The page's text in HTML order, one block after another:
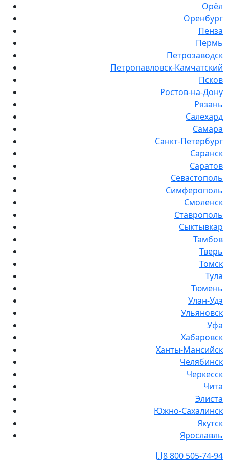
Орёл
Оренбург
Пенза
Пермь
Петрозаводск
Петропавловск-Камчатский
Псков
Ростов-на-Дону
Рязань
Салехард
Самара
Санкт-Петербург
Саранск
Саратов
Севастополь
Симферополь
Смоленск
Ставрополь
Сыктывкар
Тамбов
Тверь
Томск
Тула
Тюмень
Улан-Удэ
Ульяновск
Уфа
Хабаровск
Ханты-Мансийск
Челябинск
Черкесск
Чита
Элиста
Южно-Сахалинск
Якутск
Ярославль
8 800 505-74-94